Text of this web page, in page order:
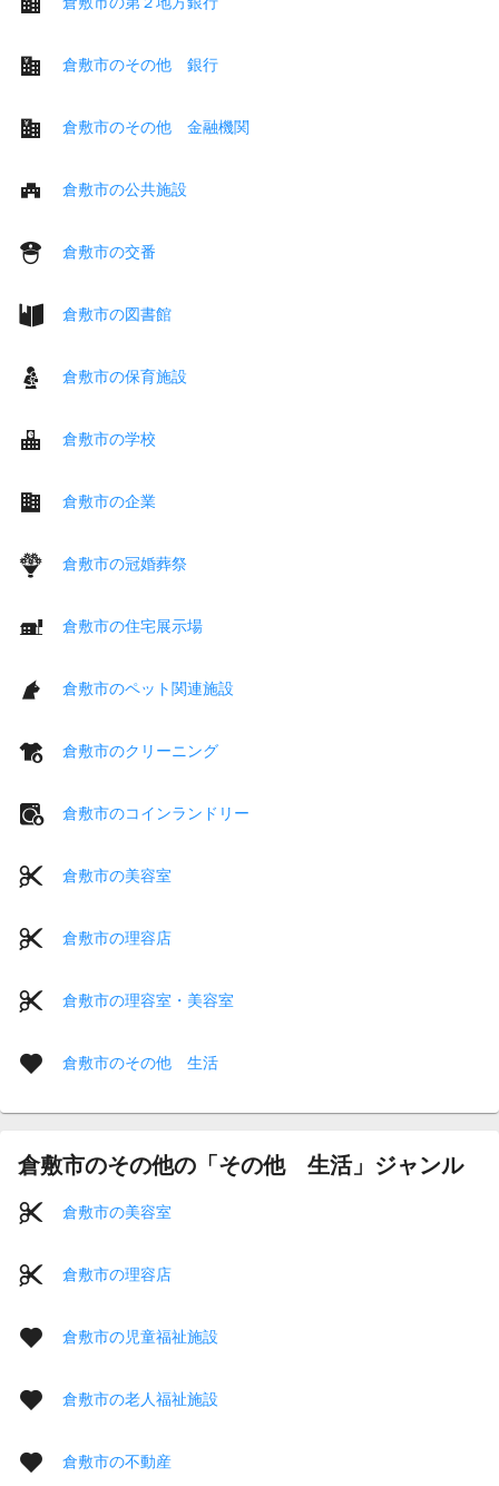
倉敷市のその他 銀行
倉敷市のその他 金融機関
倉敷市の公共施設
倉敷市の交番
倉敷市の図書館
倉敷市の保育施設
倉敷市の学校
倉敷市の企業
倉敷市の冠婚葬祭
倉敷市の住宅展示場
倉敷市のペット関連施設
倉敷市のクリーニング
倉敷市のコインランドリー
倉敷市の美容室
倉敷市の理容店
倉敷市の理容室・美容室
倉敷市のその他 生活
倉敷市のその他の「その他 生活」ジャンル
倉敷市の美容室
倉敷市の理容店
倉敷市の児童福祉施設
倉敷市の老人福祉施設
倉敷市の不動産